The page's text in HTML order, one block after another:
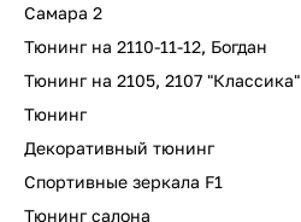
Самара 2
Тюнинг на 2110-11-12, Богдан
Тюнинг на 2105, 2107 "Классика"
Тюнинг
Декоративный тюнинг
Спортивные зеркала F1
Тюнинг салона